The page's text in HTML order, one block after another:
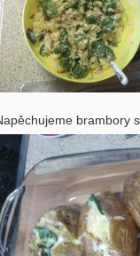
brambory